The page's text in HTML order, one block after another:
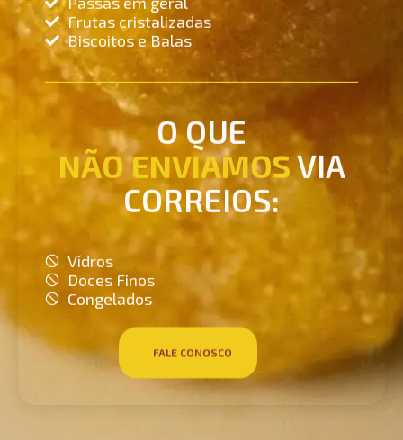
Frutas cristalizadas
Biscoitos e Balas
O QUE
NÃO ENVIAMOSVIA
CORREIOS:
Vídros
Doces Finos
Congelados
FALE CONOSCO